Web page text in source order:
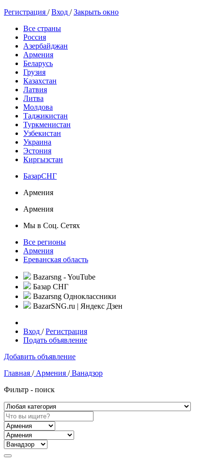
Регистрация /Вход /Закрыть окно
Все страны
Россия
Азербайджан
Армения
Беларусь
Грузия
Казахстан
Латвия
Литва
Молдова
Таджикистан
Туркменистан
Узбекистан
Украина
Эстония
Киргызстан
БазарСНГ
Армения
Армения
Мы в Соц. Сетях
Все регионы
Армения
Ереванская область
Bazarsng - YouTube
Базар СНГ
Bazarsng Одноклассники
BazarSNG.ru | Яндекс Дзен
Вход /Регистрация
Подать объявление
Добавить объявление
Главная /Армения /Ванадзор
Фильтр - поиск